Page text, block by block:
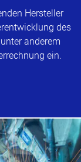
Hersteller
des
anderem
ein.